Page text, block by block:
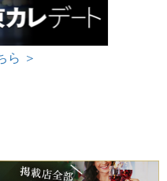
ら ＞